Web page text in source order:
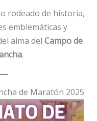
rodeado de historia,
emblemáticas y
alma del Campo de
.
de Maratón 2025